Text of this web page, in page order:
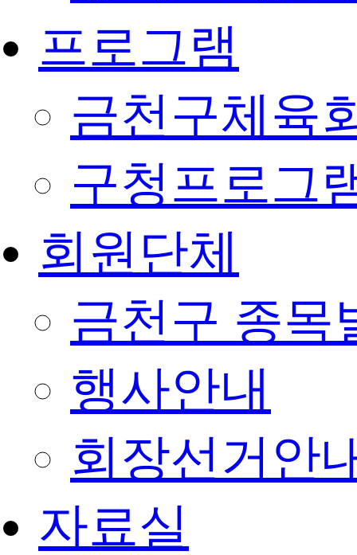
프로그램
금천구체육
구청프로그
회원단체
금천구 종목
행사안내
회장선거안
자료실